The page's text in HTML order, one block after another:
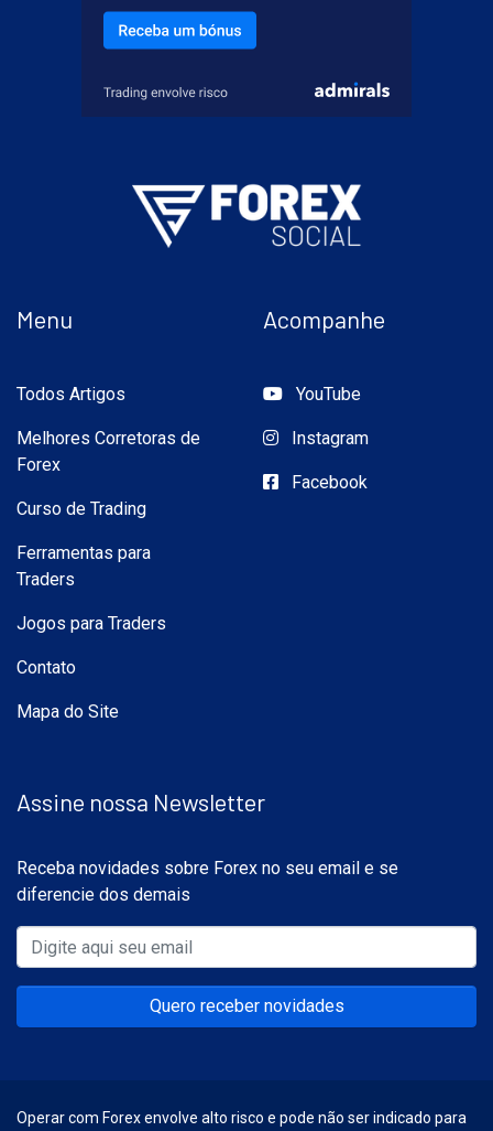
Menu
Todos Artigos
Melhores Corretoras de
Forex
Curso de Trading
Ferramentas para
Traders
Jogos para Traders
Contato
Mapa do Site
Acompanhe
YouTube
Instagram
Facebook
Assine nossa Newsletter
Receba novidades sobre Forex no seu email e se
diferencie dos demais
Quero receber novidades
Operar com Forex envolve alto risco e pode não ser indicado para